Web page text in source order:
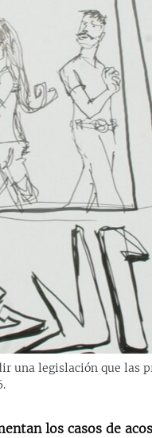
una legislación que las
los casos de